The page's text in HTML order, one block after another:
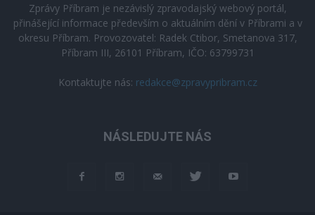
Zprávy Příbram je nezávislý zpravodajský webový portál,
přinášející informace především o aktuálním dění v Příbrami a v
okresu Příbram. Provozovatel: Radek Ctibor, Smetanova 317,
Příbram III, 26101 Příbram, IČO: 63799731
Kontaktujte nás: redakce@zpravypribram.cz
NÁSLEDUJTE NÁS